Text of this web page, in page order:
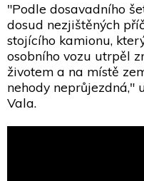
"Podle dosavadního
dosud nezjištěných
stojícího kamionu,
osobního vozu utrpěl
životem a na místě
nehody neprůjezdná,"
Vala.